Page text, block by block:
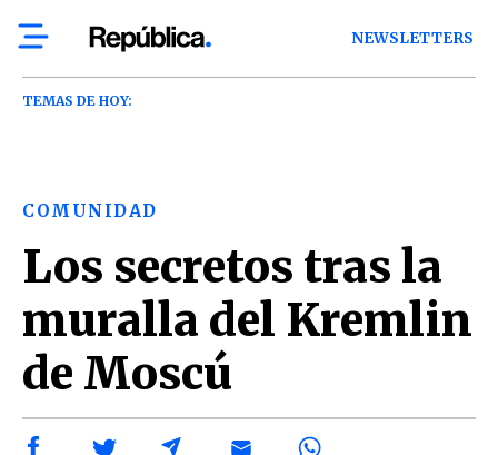
NEWSLETTERS
TEMAS DE HOY:
COMUNIDAD
Los secretos tras la
muralla del Kremlin
de Moscú